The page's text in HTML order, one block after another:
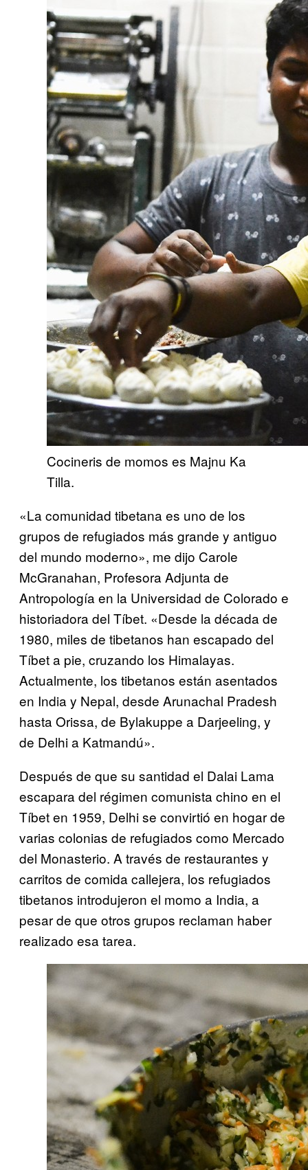
Cocineris de momos es Majnu Ka
Tilla.
«La comunidad tibetana es uno de los
grupos de refugiados más grande y antiguo
del mundo moderno», me dijo Carole
McGranahan, Profesora Adjunta de
Antropología en la Universidad de Colorado e
historiadora del Tíbet. «Desde la década de
1980, miles de tibetanos han escapado del
Tíbet a pie, cruzando los Himalayas.
Actualmente, los tibetanos están asentados
en India y Nepal, desde Arunachal Pradesh
hasta Orissa, de Bylakuppe a Darjeeling, y
de Delhi a Katmandú».
Después de que su santidad el Dalai Lama
escapara del régimen comunista chino en el
Tíbet en 1959, Delhi se convirtió en hogar de
varias colonias de refugiados como Mercado
del Monasterio. A través de restaurantes y
carritos de comida callejera, los refugiados
tibetanos introdujeron el momo a India, a
pesar de que otros grupos reclaman haber
realizado esa tarea.